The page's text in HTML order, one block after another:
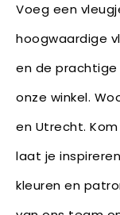
Voeg een
hoogwaardige
en de prachtige
onze winkel.
en Utrecht.
laat je
kleuren en